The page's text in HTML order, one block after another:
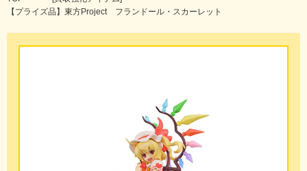
【プライズ品】東方Project フランドール・スカーレット